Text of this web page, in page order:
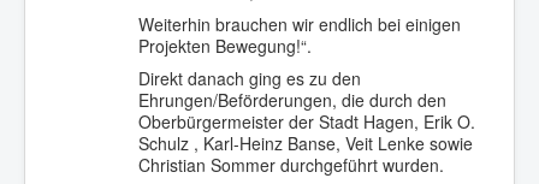
Weiterhin brauchen wir endlich bei einigen
Projekten Bewegung!“.
Direkt danach ging es zu den
Ehrungen/Beförderungen, die durch den
Oberbürgermeister der Stadt Hagen, Erik O.
Schulz , Karl-Heinz Banse, Veit Lenke sowie
Christian Sommer durchgeführt wurden.